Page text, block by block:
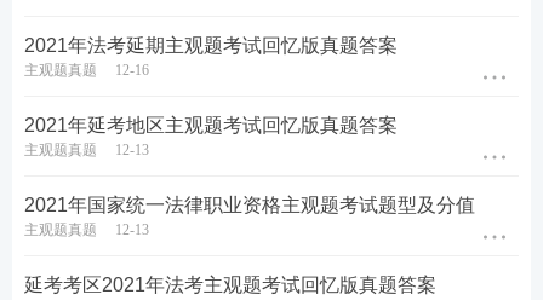
2021年法考延期主观题考试回忆版真题答案
主观题真题 12-16
2021年延考地区主观题考试回忆版真题答案
主观题真题 12-13
2021年国家统一法律职业资格主观题考试题型及分值
主观题真题 12-13
延考考区2021年法考主观题考试回忆版真题答案